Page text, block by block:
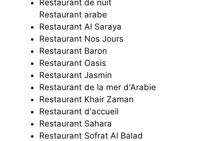
Restaurant de nuit
Restaurant arabe
Restaurant Al Saraya
Restaurant Nos Jours
Restaurant Baron
Restaurant Oasis
Restaurant Jasmin
Restaurant de la mer d'Arabie
Restaurant Khair Zaman
Restaurant d'accueil
Restaurant Sahara
Restaurant Sofrat Al Balad